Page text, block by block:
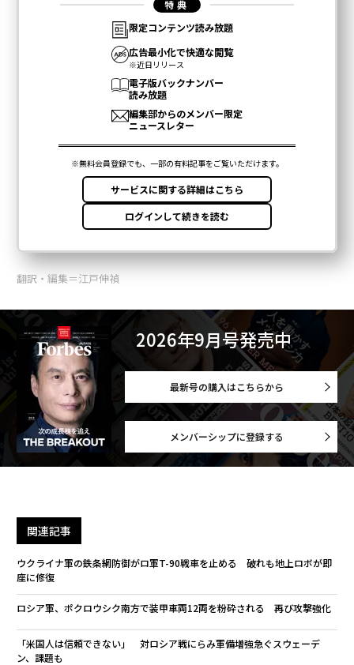
翻訳・編集＝江戸伸禎
2026年9月号発売中
最新号の購入はこちらから
メンバーシップに登録する
関連記事
ウクライナ軍の鉄条網防御がロ軍T-90戦車を止める 破れも地上ロボが即
座に修復
ロシア軍、ポクロウシク南方で装甲車両12両を粉砕される 再び攻撃強化
「米国人は信頼できない」 対ロシア戦にらみ軍備増強急ぐスウェーデ
ン、課題も